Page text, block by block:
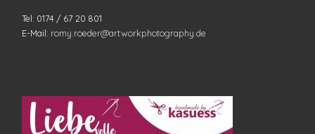
Tel: 0174 / 67 20 801
E-Mail: romy.roeder@artworkphotography.de